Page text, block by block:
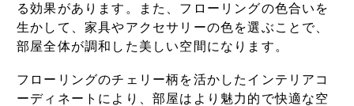
る効果があります。また、フローリングの色合いを
生かして、家具やアクセサリーの色を選ぶことで、
部屋全体が調和した美しい空間になります。
フローリングのチェリー柄を活かしたインテリアコ
ーディネートにより、部屋はより魅力的で快適な空